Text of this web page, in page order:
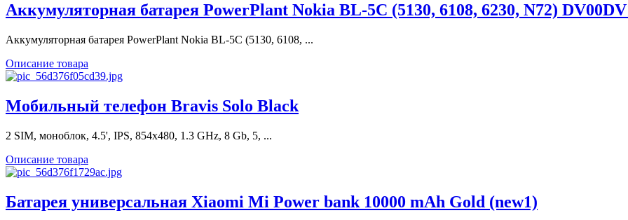
Аккумуляторная батарея PowerPlant Nokia BL-5C (5130, 6108, 6230, N72)
Аккумуляторная батарея PowerPlant Nokia BL-5C (5130, 6108, ...
Описание товара
Мобильный телефон Bravis Solo Black
2 SIM, моноблок, 4.5', IPS, 854x480, 1.3 GHz, 8 Gb, 5, ...
Описание товара
Батарея универсальная Xiaomi Mi Power bank 10000 mAh Gold (new1)